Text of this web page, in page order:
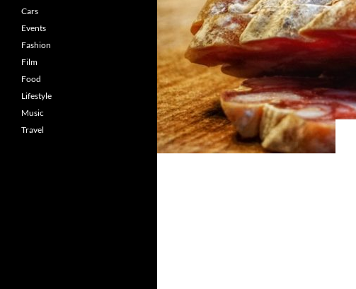
Cars
Events
Fashion
Film
Food
Lifestyle
Music
Travel